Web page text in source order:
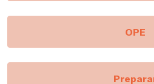
OPE